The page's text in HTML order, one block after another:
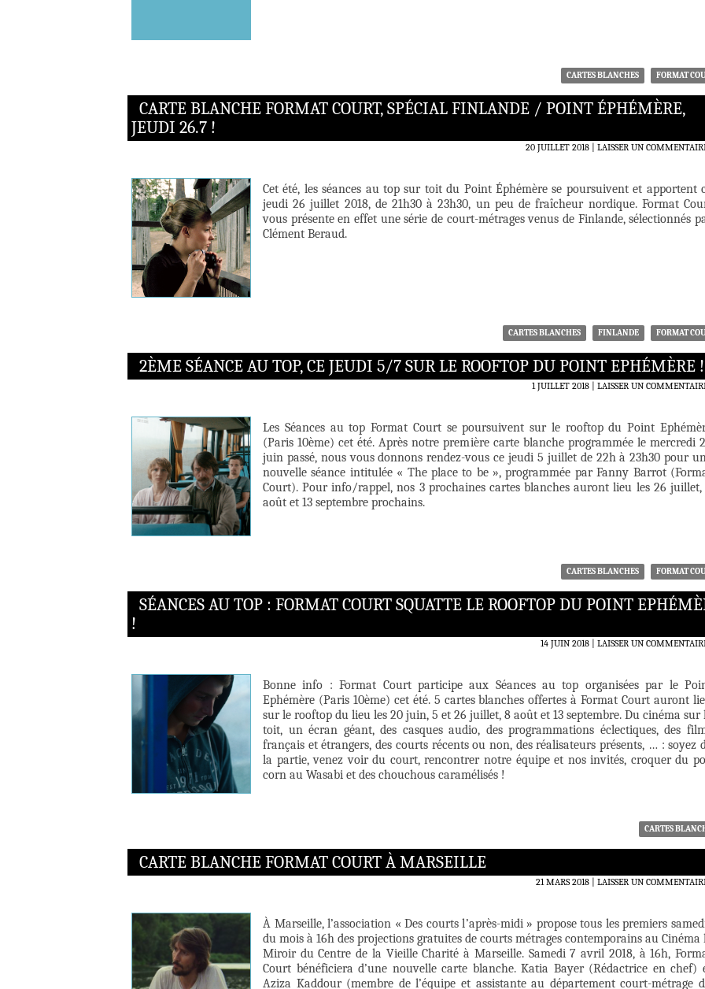
CARTES BLANCHES FORMAT
CARTE BLANCHE FORMAT COURT, SPÉCIAL FINLANDE / POINT ÉPHÉMÈRE,
JEUDI 26.7 !
20 JUILLET 2018 LAISSER UN
Cet été, les séances au top sur toit du Point Éphémère se poursuivent et apportent
jeudi 26 juillet 2018, de 21h30 à 23h30, un peu de fraîcheur nordique. Format
vous présente en effet une série de court-métrages venus de Finlande, sélectionnés
Clément Beraud.
CARTES BLANCHES FINLANDE FORMAT
2ÈME SÉANCE AU TOP, CE JEUDI 5/7 SUR LE ROOFTOP DU POINT EPHÉMÈRE !
1 JUILLET 2018 LAISSER UN
Les Séances au top Format Court se poursuivent sur le rooftop du Point
(Paris 10ème) cet été. Après notre première carte blanche programmée le mercredi
juin passé, nous vous donnons rendez-vous ce jeudi 5 juillet de 22h à 23h30 pour
nouvelle séance intitulée « The place to be », programmée par Fanny Barrot
Court). Pour info/rappel, nos 3 prochaines cartes blanches auront lieu les 26 juillet,
août et 13 septembre prochains.
CARTES BLANCHES FORMAT
SÉANCES AU TOP : FORMAT COURT SQUATTE LE ROOFTOP DU POINT
!
14 JUIN 2018 LAISSER UN
Bonne info : Format Court participe aux Séances au top organisées par le
Ephémère (Paris 10ème) cet été. 5 cartes blanches offertes à Format Court auront
sur le rooftop du lieu les 20 juin, 5 et 26 juillet, 8 août et 13 septembre. Du cinéma sur
toit, un écran géant, des casques audio, des programmations éclectiques, des
français et étrangers, des courts récents ou non, des réalisateurs présents, … : soyez
la partie, venez voir du court, rencontrer notre équipe et nos invités, croquer du
corn au Wasabi et des chouchous caramélisés !
CARTES
CARTE BLANCHE FORMAT COURT À MARSEILLE
21 MARS 2018 LAISSER UN
À Marseille, l’association « Des courts l’après-midi » propose tous les premiers
du mois à 16h des projections gratuites de courts métrages contemporains au Cinéma
Miroir du Centre de la Vieille Charité à Marseille. Samedi 7 avril 2018, à 16h,
Court bénéficiera d’une nouvelle carte blanche. Katia Bayer (Rédactrice en chef)
Aziza Kaddour (membre de l’équipe et assistante au département court-métrage